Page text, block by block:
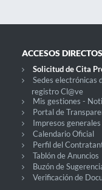
ACCESOS DIRECTOS
Solicitud de Cita
Sedes electrónicas
registro Cl@ve
Mis gestiones -
Portal de
Impresos generales
Calendario Oficial
Perfil del
Tablón de Anuncios
Buzón de
Verificación de